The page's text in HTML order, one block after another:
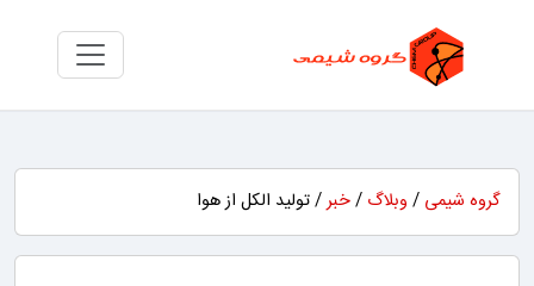
گروه شیمی / وبلاگ /خبر/ تولید الکل از هوا